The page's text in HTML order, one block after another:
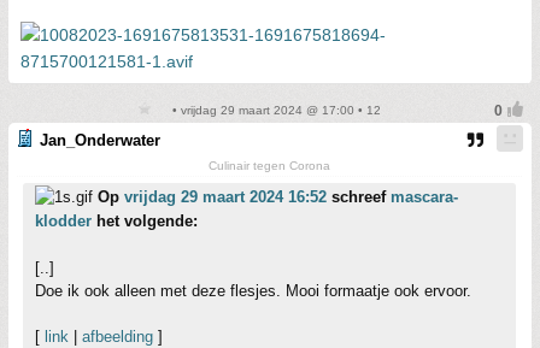
• vrijdag 29 maart 2024 @ 17:00 • 12
Jan_Onderwater
Culinair tegen Corona
Op vrijdag 29 maart 2024 16:52 schreef mascara-
klodder het volgende:
[..]
Doe ik ook alleen met deze flesjes. Mooi formaatje ook ervoor.
[ link afbeelding ]